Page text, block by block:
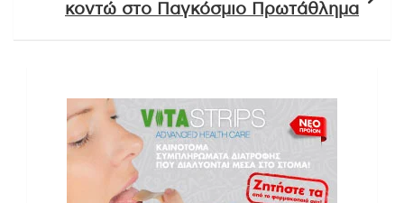
κοντώ στο Παγκόσμιο Πρωτάθλημα